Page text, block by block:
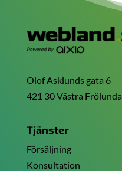
Olof Asklunds gata 6
421 30 Västra Frölunda
Tjänster
Försäljning
Konsultation